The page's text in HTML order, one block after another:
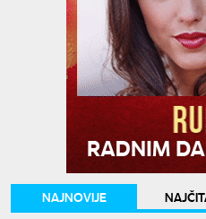
NAJNOVIJE